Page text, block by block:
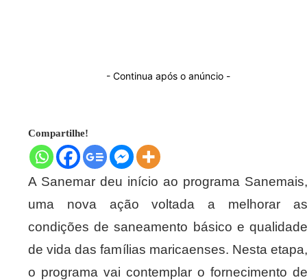
- Continua após o anúncio -
Compartilhe!
A Sanemar deu início ao programa Sanemais,
uma nova ação voltada a melhorar as
condições de saneamento básico e qualidade
de vida das famílias maricaenses. Nesta etapa,
o programa vai contemplar o fornecimento de